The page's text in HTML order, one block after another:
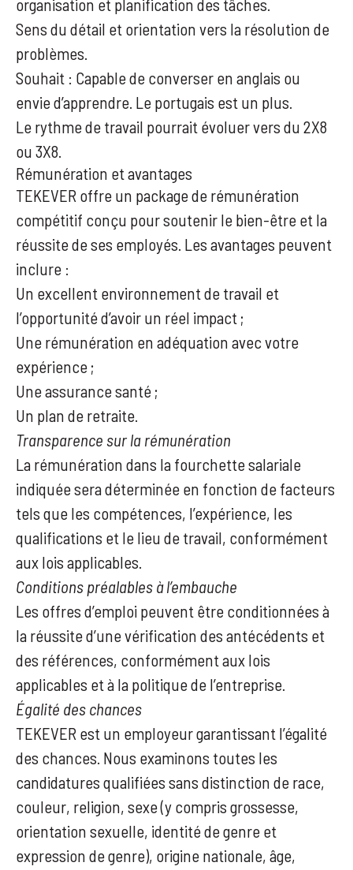
organisation et planification des tâches.
Sens du détail et orientation vers la résolution de
problèmes.
Souhait : Capable de converser en anglais ou
envie d’apprendre. Le portugais est un plus.
Le rythme de travail pourrait évoluer vers du 2X8
ou 3X8.
Rémunération et avantages
TEKEVER offre un package de rémunération
compétitif conçu pour soutenir le bien-être et la
réussite de ses employés. Les avantages peuvent
inclure :
Un excellent environnement de travail et
l’opportunité d’avoir un réel impact ;
Une rémunération en adéquation avec votre
expérience ;
Une assurance santé ;
Un plan de retraite.
Transparence sur la rémunération
La rémunération dans la fourchette salariale
indiquée sera déterminée en fonction de facteurs
tels que les compétences, l’expérience, les
qualifications et le lieu de travail, conformément
aux lois applicables.
Conditions préalables à l’embauche
Les offres d’emploi peuvent être conditionnées à
la réussite d’une vérification des antécédents et
des références, conformément aux lois
applicables et à la politique de l’entreprise.
Égalité des chances
TEKEVER est un employeur garantissant l’égalité
des chances. Nous examinons toutes les
candidatures qualifiées sans distinction de race,
couleur, religion, sexe (y compris grossesse,
orientation sexuelle, identité de genre et
expression de genre), origine nationale, âge,